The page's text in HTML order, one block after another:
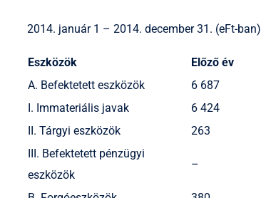
2014. január 1 – 2014. december 31. (eFt-ban)
Eszközök Előző év
A. Befektetett eszközök
6 687
I. Immateriális javak
6 424
II. Tárgyi eszközök
263
III. Befektetett pénzügyi
eszközök
–